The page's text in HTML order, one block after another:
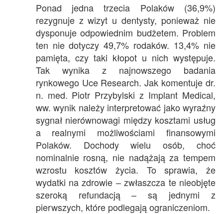
Ponad jedna trzecia Polaków (36,9%)
rezygnuje z wizyt u dentysty, ponieważ nie
dysponuje odpowiednim budżetem. Problem
ten nie dotyczy 49,7% rodaków. 13,4% nie
pamięta, czy taki kłopot u nich występuje.
Tak wynika z najnowszego badania
rynkowego Uce Research. Jak komentuje dr.
n. med. Piotr Przybylski z Implant Medical,
ww. wynik należy interpretować jako wyraźny
sygnał nierównowagi między kosztami usług
a realnymi możliwościami finansowymi
Polaków. Dochody wielu osób, choć
nominalnie rosną, nie nadążają za tempem
wzrostu kosztów życia. To sprawia, że
wydatki na zdrowie – zwłaszcza te nieobjęte
szeroką refundacją – są jednymi z
pierwszych, które podlegają ograniczeniom.